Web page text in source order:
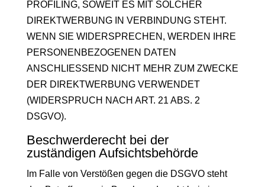
PROFILING, SOWEIT ES MIT SOLCHER
DIREKTWERBUNG IN VERBINDUNG STEHT.
WENN SIE WIDERSPRECHEN, WERDEN IHRE
PERSONENBEZOGENEN DATEN
ANSCHLIESSEND NICHT MEHR ZUM ZWECKE
DER DIREKTWERBUNG VERWENDET
(WIDERSPRUCH NACH ART. 21 ABS. 2
DSGVO).
Beschwerde­recht bei der
zuständigen Aufsichts­behörde
Im Falle von Verstößen gegen die DSGVO steht